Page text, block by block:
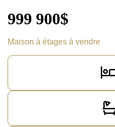
999 900$
Maison à étages à vendre